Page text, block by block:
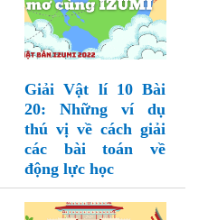
Giải Vật lí 10 Bài
20: Những ví dụ
thú vị về cách giải
các bài toán về
động lực học